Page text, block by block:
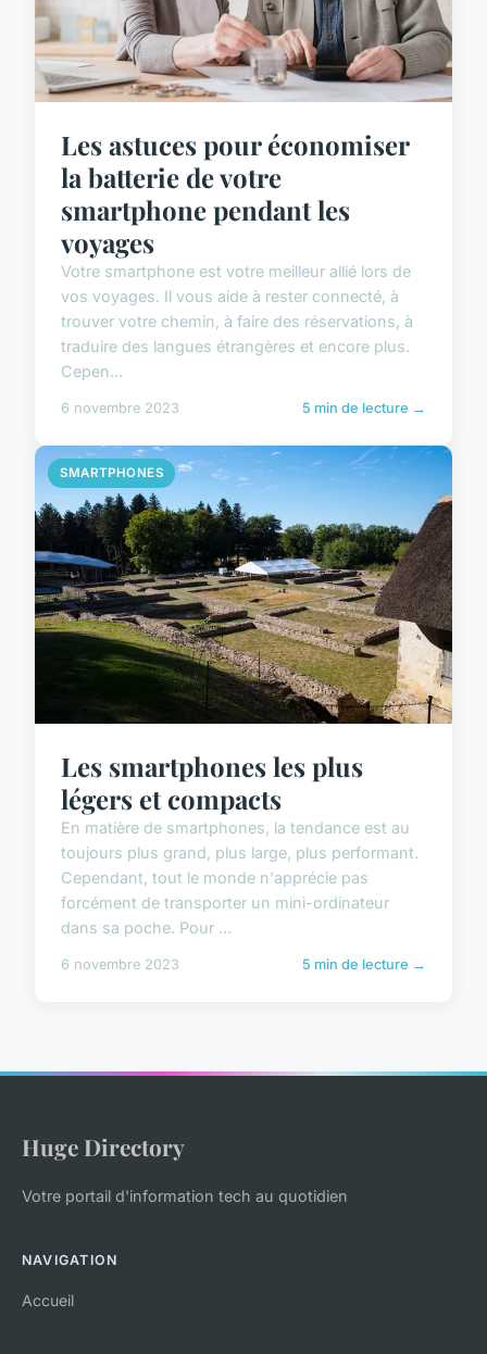
Les astuces pour économiser
la batterie de votre
smartphone pendant les
voyages
Votre smartphone est votre meilleur allié lors de
vos voyages. Il vous aide à rester connecté, à
trouver votre chemin, à faire des réservations, à
traduire des langues étrangères et encore plus.
Cepen...
6 novembre 2023 5 min de lecture →
SMARTPHONES
Les smartphones les plus
légers et compacts
En matière de smartphones, la tendance est au
toujours plus grand, plus large, plus performant.
Cependant, tout le monde n'apprécie pas
forcément de transporter un mini-ordinateur
dans sa poche. Pour ...
6 novembre 2023 5 min de lecture →
Huge Directory
Votre portail d'information tech au quotidien
NAVIGATION
Accueil